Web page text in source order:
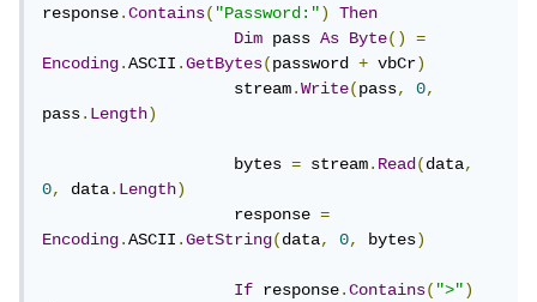
response.Contains("Password:")
Then
Dim pass As Byte()
=
Encoding.ASCII.GetBytes(password + vbCr)
                    stream
.Write(pass, 0,
pass.Length)
                    bytes
= stream.Read(data,
0, data.Length)
                    response
=
Encoding.ASCII.GetString(data, 0, bytes)
If response.Contains(">")